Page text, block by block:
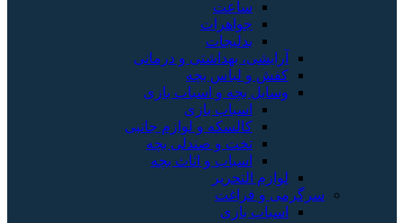
ساعت
جواهرات
بدلیجات
آرایشی، بهداشتی و درمانی
کفش و لباس بچه
وسایل بچه و اسباب بازی
اسباب بازی
کالسکه و لوازم جانبی
تخت و صندلی بچه
اسباب و اثاث بچه
لوازم التحریر
سرگرمی و فراغت
اسباب‌ بازی